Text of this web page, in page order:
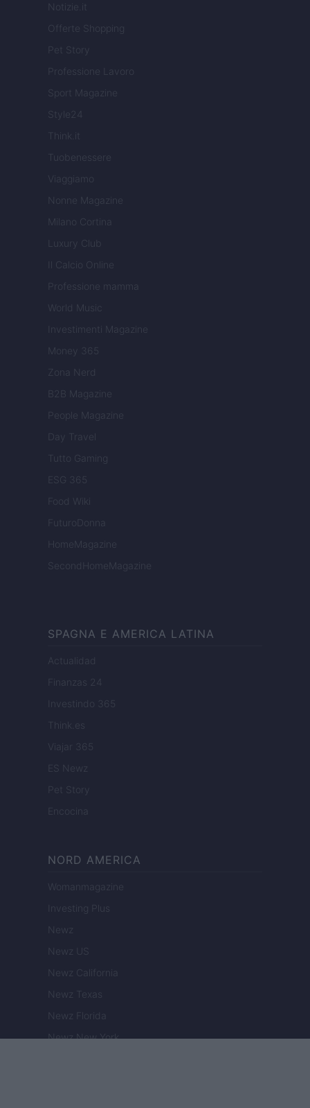
Notizie.it
Offerte Shopping
Pet Story
Professione Lavoro
Sport Magazine
Style24
Think.it
Tuobenessere
Viaggiamo
Nonne Magazine
Milano Cortina
Luxury Club
Il Calcio Online
Professione mamma
World Music
Investimenti Magazine
Money 365
Zona Nerd
B2B Magazine
People Magazine
Day Travel
Tutto Gaming
ESG 365
Food Wiki
FuturoDonna
HomeMagazine
SecondHomeMagazine
SPAGNA E AMERICA LATINA
Actualidad
Finanzas 24
Investindo 365
Think.es
Viajar 365
ES Newz
Pet Story
Encocina
NORD AMERICA
Womanmagazine
Investing Plus
Newz
Newz US
Newz California
Newz Texas
Newz Florida
Newz New York